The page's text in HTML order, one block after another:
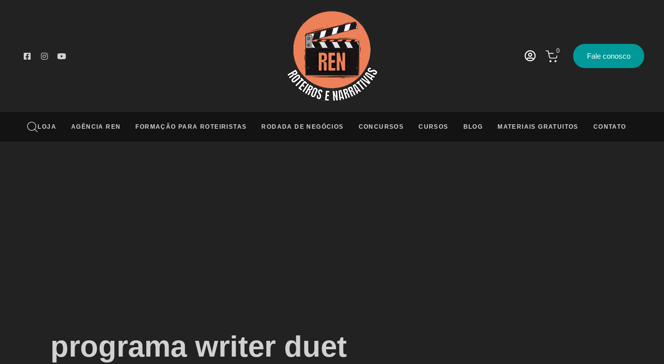
0
Fale conosco
LOJA AGÊNCIA REN FORMAÇÃO PARA ROTEIRISTAS RODADA DE NEGÓCIOS CONCURSOS CURSOS BLOG MATERIAIS GRATUITOS CONTATO
programa writer duet